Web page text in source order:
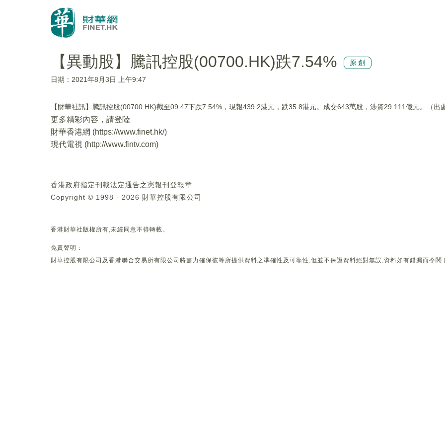
【異動股】騰訊控股(00700.HK)跌7.54% 原創
日期：2021年8月3日 上午9:47
【財華社訊】騰訊控股(00700.HK)截至09:47下跌7.54%，現報439.2港元，跌35.8港元。成交643萬股，涉資29.111億元。（出
更多精彩內容，請登陸
財華香港網 (https://www.finet.hk/)
現代電視 (http://www.fintv.com)
香港政府指定刊載法定通告之憲報刊登報章
Copyright © 1998 - 2026 財華控股有限公司
香港財華社版權所有,未經同意不得轉載。
免責聲明：
財華控股有限公司及香港聯合交易所有限公司將盡力確保彼等所提供資料之準確性及可靠性,但並不保證資料絕對無誤,資料如有錯漏而令閣